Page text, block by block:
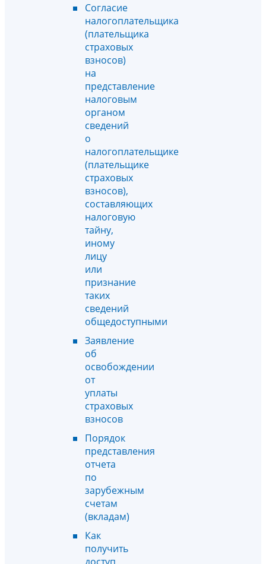
Согласие
налогоплательщика
(плательщика
страховых
взносов)
на
представление
налоговым
органом
сведений
о
налогоплательщике
(плательщике
страховых
взносов),
составляющих
налоговую
тайну,
иному
лицу
или
признание
таких
сведений
общедоступными
Заявление
об
освобождении
от
уплаты
страховых
взносов
Порядок
представления
отчета
по
зарубежным
счетам
(вкладам)
Как
получить